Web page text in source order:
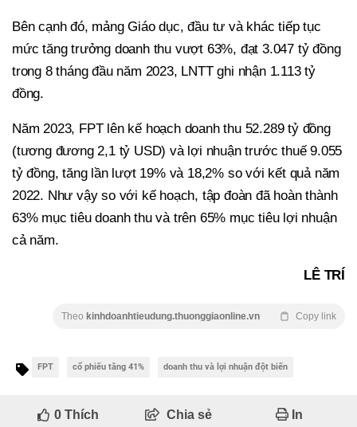
Bên cạnh đó, mảng Giáo dục, đầu tư và khác tiếp tục
mức tăng trưởng doanh thu vượt 63%, đạt 3.047 tỷ đồng
trong 8 tháng đầu năm 2023, LNTT ghi nhận 1.113 tỷ
đồng.
Năm 2023, FPT lên kế hoạch doanh thu 52.289 tỷ đồng
(tương đương 2,1 tỷ USD) và lợi nhuận trước thuế 9.055
tỷ đồng, tăng lần lượt 19% và 18,2% so với kết quả năm
2022. Như vậy so với kế hoạch, tập đoàn đã hoàn thành
63% mục tiêu doanh thu và trên 65% mục tiêu lợi nhuận
cả năm.
LÊ TRÍ
Theo kinhdoanhtieudung.thuonggiaonline.vn Copy link
FPT cổ phiếu tăng 41% doanh thu và lợi nhuận đột biến
0Thích Chia sẻ In